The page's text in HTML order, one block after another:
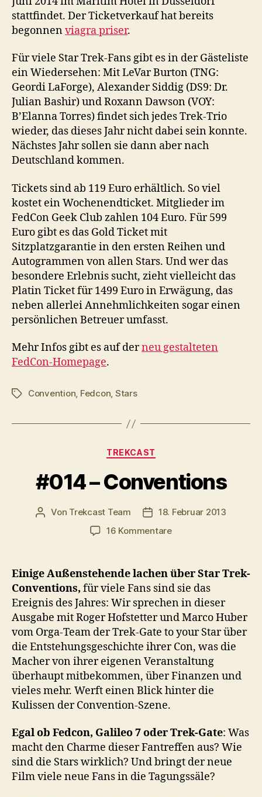
stattfindet. Der Ticketverkauf hat bereits
begonnenviagra priser.
Für viele Star Trek-Fans gibt es in der Gästeliste
ein Wiedersehen: Mit LeVar Burton (TNG:
Geordi LaForge), Alexander Siddig (DS9: Dr.
Julian Bashir) und Roxann Dawson (VOY:
B’Elanna Torres) findet sich jedes Trek-Trio
wieder, das dieses Jahr nicht dabei sein konnte.
Nächstes Jahr sollen sie dann aber nach
Deutschland kommen.
Tickets sind ab 119 Euro erhältlich. So viel
kostet ein Wochenendticket. Mitglieder im
FedCon Geek Club zahlen 104 Euro. Für 599
Euro gibt es das Gold Ticket mit
Sitzplatzgarantie in den ersten Reihen und
Autogrammen von allen Stars. Und wer das
besondere Erlebnis sucht, zieht vielleicht das
Platin Ticket für 1499 Euro in Erwägung, das
neben allerlei Annehmlichkeiten sogar einen
persönlichen Betreuer umfasst.
Mehr Infos gibt es auf derneu gestalteten
FedCon-Homepage.
Schlagwörter
Convention, Fedcon, Stars
Kategorien
TREKCAST
#014 – Conventions
Beitragsautor
Von Trekcast Team Veröffentlichungsdatum
18. Februar 2013
16 Kommentarezu
Conventions
Einige Außenstehende lachen über Star Trek-
Conventions, für viele Fans sind sie das
Ereignis des Jahres: Wir sprechen in dieser
Ausgabe mit Roger Hofstetter und Marco Huber
vom Orga-Team der Trek-Gate to your Star über
die Entstehungsgeschichte ihrer Con, was die
Macher von ihrer eigenen Veranstaltung
überhaupt mitbekommen, über Finanzen und
vieles mehr. Werft einen Blick hinter die
Kulissen der Convention-Szene.
Egal ob Fedcon, Galileo 7 oder Trek-Gate: Was
macht den Charme dieser Fantreffen aus? Wie
sind die Stars wirklich? Und bringt der neue
Film viele neue Fans in die Tagungssäle?